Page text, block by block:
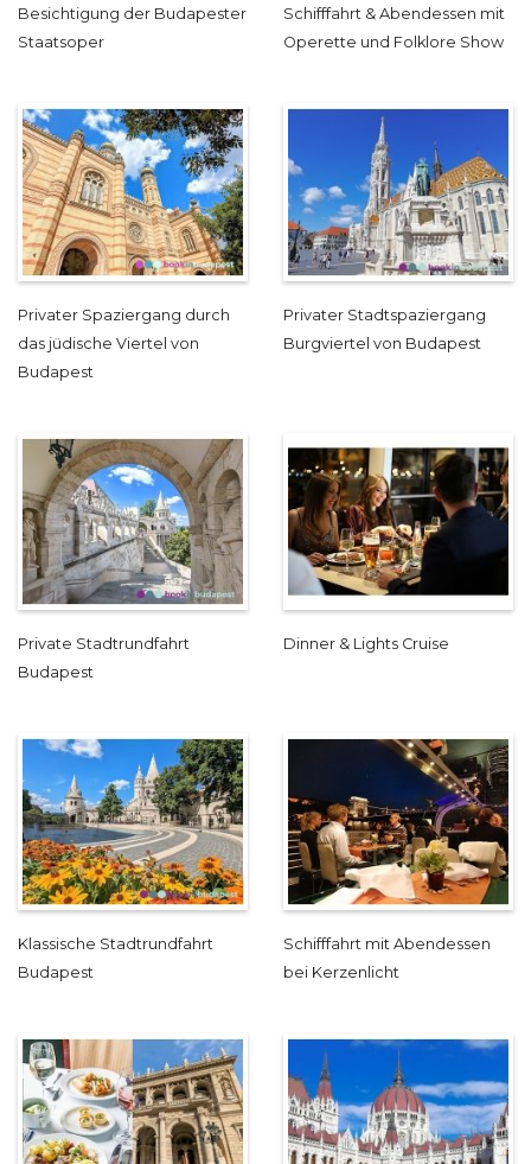
Besichtigung der Budapester
Staatsoper
Schifffahrt & Abendessen mit
Operette und Folklore Show
Privater Spaziergang durch
das jüdische Viertel von
Budapest
Privater Stadtspaziergang
Burgviertel von Budapest
Private Stadtrundfahrt
Budapest
Dinner & Lights Cruise
Klassische Stadtrundfahrt
Budapest
Schifffahrt mit Abendessen
bei Kerzenlicht